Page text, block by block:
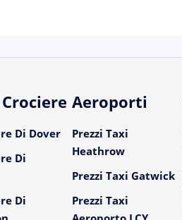
Di Dover
Di
Di
Aeroporti
Prezzi Taxi
Heathrow
Prezzi Taxi Gatwick
Prezzi Taxi